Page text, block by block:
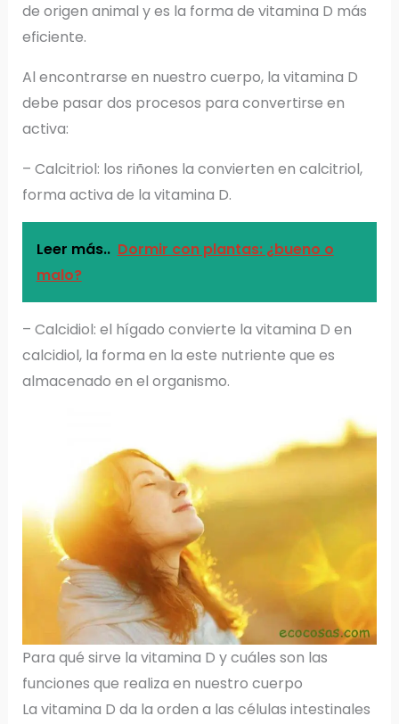
de origen animal y es la forma de vitamina D más
eficiente.
Al encontrarse en nuestro cuerpo, la vitamina D
debe pasar dos procesos para convertirse en
activa:
– Calcitriol: los riñones la convierten en calcitriol,
forma activa de la vitamina D.
Leer más.. Dormir con plantas: ¿bueno o
malo?
– Calcidiol: el hígado convierte la vitamina D en
calcidiol, la forma en la este nutriente que es
almacenado en el organismo.
Para qué sirve la vitamina D y cuáles son las
funciones que realiza en nuestro cuerpo
La vitamina D da la orden a las células intestinales